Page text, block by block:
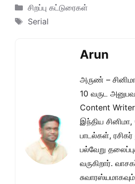
Categories
சிறப்பு கட்டுரைகள்
Tags
Serial
Arun
அருண் –
10 வருட
Content
இந்திய
பாடல்கள், ரசிகர்
பல்வேறு
வருகிறார்.